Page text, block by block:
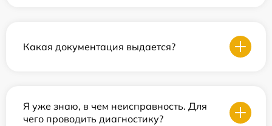
Какая документация выдается?
Я уже знаю, в чем неисправность. Для
чего проводить диагностику?